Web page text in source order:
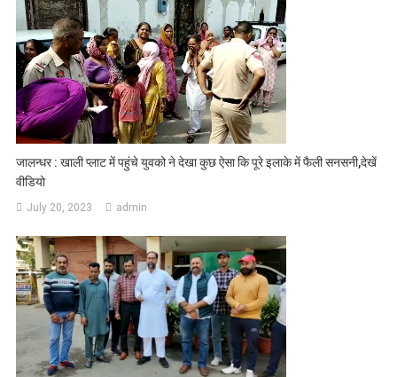
जालन्धर : खाली प्लाट में पहुंचे युवको ने देखा कुछ ऐसा कि पूरे इलाके में फैली सनसनी,देखें
वीडियो
July 20, 2023 admin